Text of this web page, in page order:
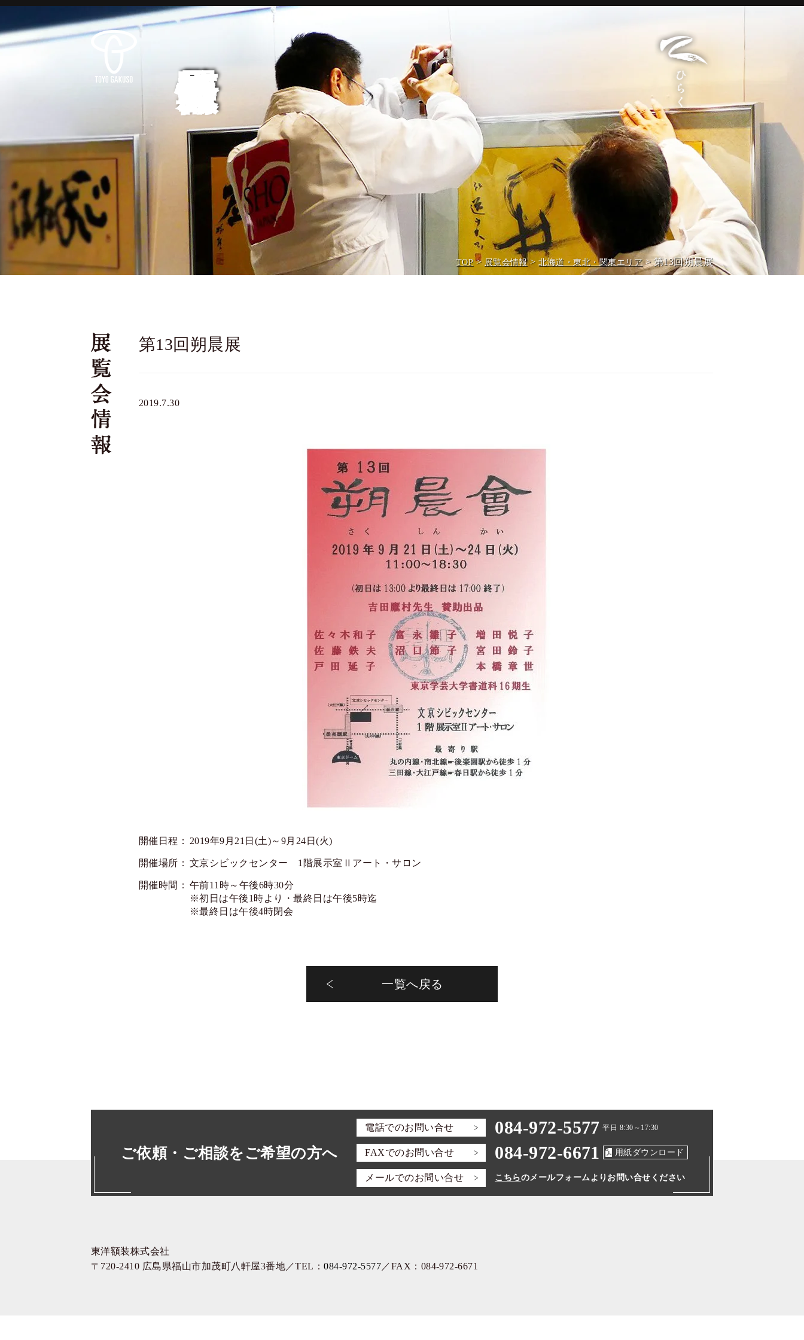
TOP> 展覧会情報>北海道・東北・関東エリア> 第13回朔晨展
第13回朔晨展
2019.7.30
開催日程： 2019年9月21日(土)～9月24日(火)
開催場所： 文京シビックセンター 1階展示室Ⅱアート・サロン
開催時間： 午前11時～午後6時30分
※初日は午後1時より・最終日は午後5時迄
※最終日は午後4時閉会
一覧へ戻る
ご依頼・ご相談をご希望の方へ
電話でのお問い合せ 084-972-5577 平日 8:30～17:30
FAXでのお問い合せ 084-972-6671 用紙ダウンロード
メールでのお問い合せ こちらのメールフォームより お問い合せください
東洋額装株式会社
〒720-2410 広島県福山市加茂町八軒屋3番地 ／TEL：084-972-5577 ／FAX：084-972-6671